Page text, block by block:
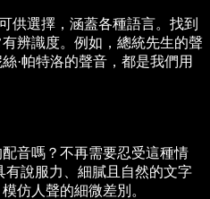
供選擇，涵蓋各種語言。找到
辨識度。例如，總統先生的聲
·帕特洛的聲音，都是我們用
音嗎？不再需要忍受這種情
說服力、細膩且自然的文字
仿人聲的細微差別。